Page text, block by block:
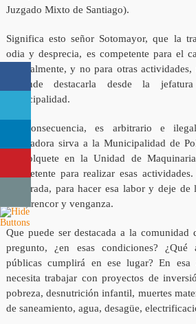
Juzgado Mixto de Santiago).
Significa esto señor Sotomayor, que la
odia y desprecia, es competente para el
judicialmente, y no para otras
pretende destacarla desde la
municipalidad.
En consecuencia, es arbitrario e
trabajadora sirva a la Municipalidad de
de volquete en la Unidad de
competente para realizar esas
preparada, para hacer esa labor y deje
odio, rencor y venganza.
Que puede ser destacada a la comunidad
pregunto, ¿en esas condiciones? ¿Qué
públicas cumplirá en ese lugar? En esa
necesita trabajar con proyectos de
pobreza, desnutrición infantil, muertes
de saneamiento, agua, desagüe,